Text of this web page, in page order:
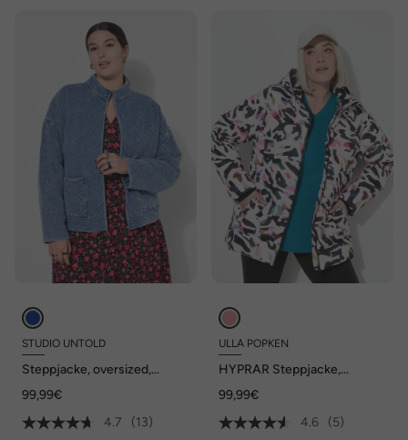
STUDIO UNTOLD
Steppjacke, oversized,
99,99€
4.7
(13)
ULLA POPKEN
HYPRAR Steppjacke,
99,99€
4.6
(5)